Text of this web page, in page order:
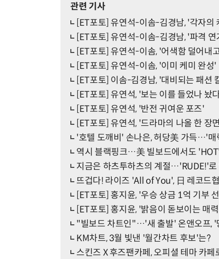
관련 기사
[ET포토] 유연석-이솜-김경남, '각자의
[ET포토] 유연석-이솜-김경남, '파격
[ET포토] 유연석-이솜, '어색함 덜어내
[ET포토] 유연석-이솜, '이미 케미 완성'
[ET포토] 이솜-김경남, '대비되는 패션
[ET포토] 유연석, '보는 이를 들었나 놨
[ET포토] 유연석, '반전 귀여운 포즈'
[ET포토] 유연석, '드라마의 나올 한 장
'호텔 도깨비' 손나은, 허당美 가득…'매
역시 블랙핑크…美 빌보드에서도
지금은 하츠투하츠의 계절…'RUDE!'
뜨겁다! 라이즈 'All of You', 日 레코드
[ET포토] 홍지윤, '우승 상금 1억 기부
[ET포토] 홍지윤, '밝음이 돋보이는 매
"빌보드 차트인"…'새 출발' 온앤오프, '
KM차트, 3월 빛낸 '월간차트 후보'는?
스킨즈 X 후즈팬카페, 오피셜 테마 카